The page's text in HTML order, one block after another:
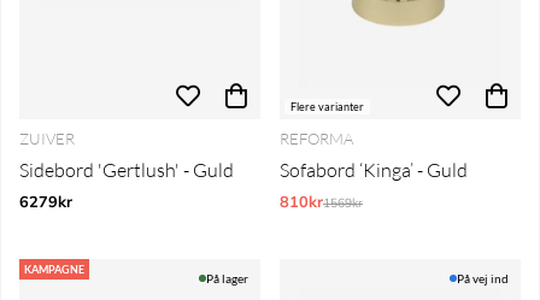
ZUIVER
Sidebord 'Gertlush' - Guld
6279kr
Flere varianter
REFORMA
Sofabord ‘Kinga’ - Guld
810krNormalpris:
1569kr
KAMPAGNE
På lager På vej ind